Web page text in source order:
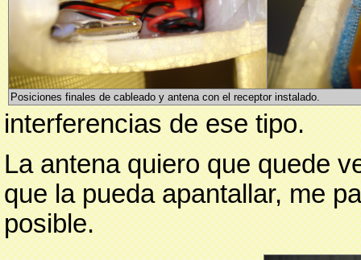
Posiciones finales de cableado y antena con el receptor instalado.
interferencias de ese tipo.
La antena quiero que quede
que la pueda apantallar, me
posible.